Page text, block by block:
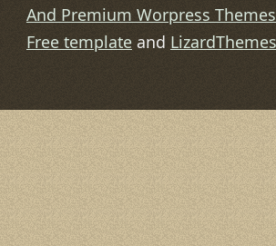
And Premium Worpress
Free templateand